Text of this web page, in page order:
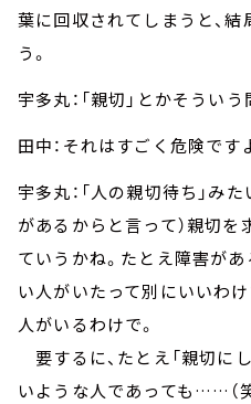
葉に回収されてしまうと、
う。
宇多丸：「親切」とかそうい
田中：それはすごく危険です
宇多丸：「人の親切待ち」み
があるからと言って）親切を
ていうかね。たとえ障害が
い人がいたって別にいいわ
人がいるわけで。
要するに、たとえ「親切に
いような人であっても……（笑